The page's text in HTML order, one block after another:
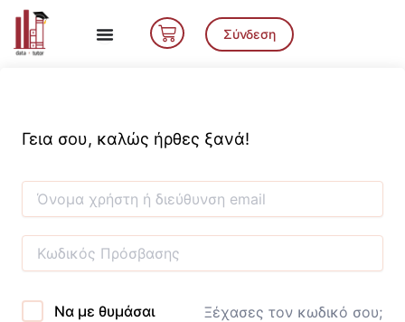
Μετάβαση
περιεχόμενο
Cart Σύνδεση
Γεια σου, καλώς ήρθες ξανά!
Να με θυμάσαι Ξέχασες τον κωδικό σου;